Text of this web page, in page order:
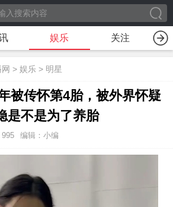
娱乐 关注
> 娱乐 > 明星
被传怀第4胎，被外界怀疑
是不是为了养胎
995 编辑：小编